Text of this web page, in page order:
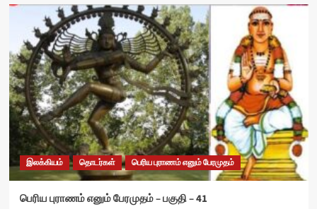
இலக்கியம் தொடர்கள் பெரிய புராணம் எனும் பேரமுதம்
பெரிய புராணம் எனும் பேரமுதம் – பகுதி – 41